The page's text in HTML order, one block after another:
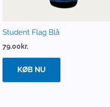
Student Flag Blå
79.00kr.
KØB NU